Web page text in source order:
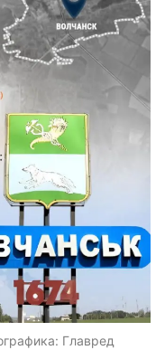
Главред